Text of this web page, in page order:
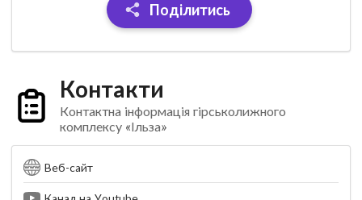
Поділитись
Контакти
Контактна інформація гірськолижного
комплексу «Ільза»
Веб-сайт